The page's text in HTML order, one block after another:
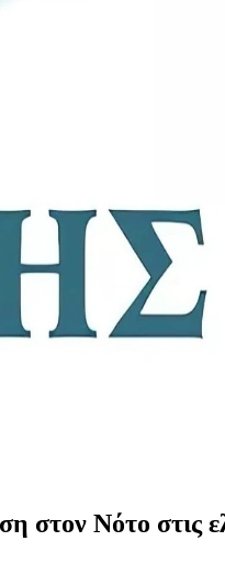
Νότο στις